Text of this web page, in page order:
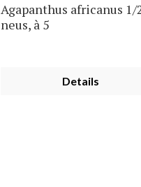
Agapanthus africanus 1/
neus, à 5
Details